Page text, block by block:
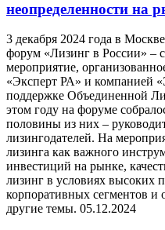
неопределенности на
3 декабря 2024 года в
форум «Лизинг в России» –
мероприятие,
«Эксперт РА» и компанией
поддержке Объединенной
этом году на форуме
половины из них –
лизингодателей. На
лизинга как важного
инвестиций на рынке,
лизинг в условиях высоких
корпоративных сегментов и
другие темы. 05.12.2024